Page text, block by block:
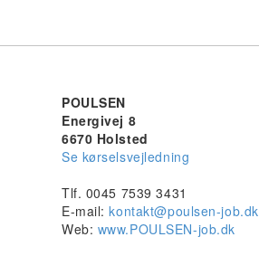
POULSEN
Energivej 8
6670 Holsted
Se kørselsvejledning
Tlf. 0045 7539 3431
E-mail:kontakt@poulsen-job.dk
Web: www.POULSEN-job.dk